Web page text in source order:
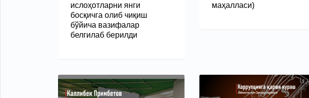
ислоҳотларни янги
босқичга олиб чиқиш
бўйича вазифалар
белгилаб берилди
маҳалласи)